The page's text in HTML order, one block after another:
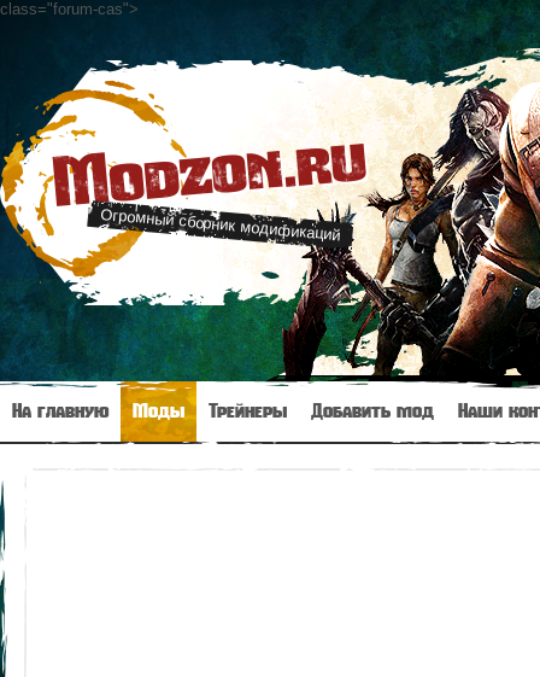
class="forum-cas">
Modzon.ru
Огромный сборник модификаций
На главную Моды Трейнеры Добавить мод Наши